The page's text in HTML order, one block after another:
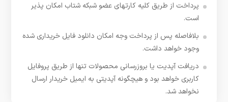
پرداخت از طریق کلیه کارتهای عضو شبکه شتاب امکان پذیر
است.
بلافاصله پس از پرداخت وجه امکان دانلود فایل خریداری شده
وجود خواهد داشت.
دریافت آپدیت یا بروزرسانی محصولات تنها از طریق پروفایل
کاربری خواهد بود و هیچگونه آپدیتی به ایمیل خریدار ارسال
نخواهد شد.